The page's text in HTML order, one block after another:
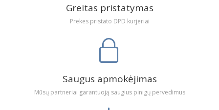
Greitas pristatymas
Prekes pristato DPD kurjeriai
Saugus apmokėjimas
Mūsų partneriai garantuoją saugius pinigų pervedimus